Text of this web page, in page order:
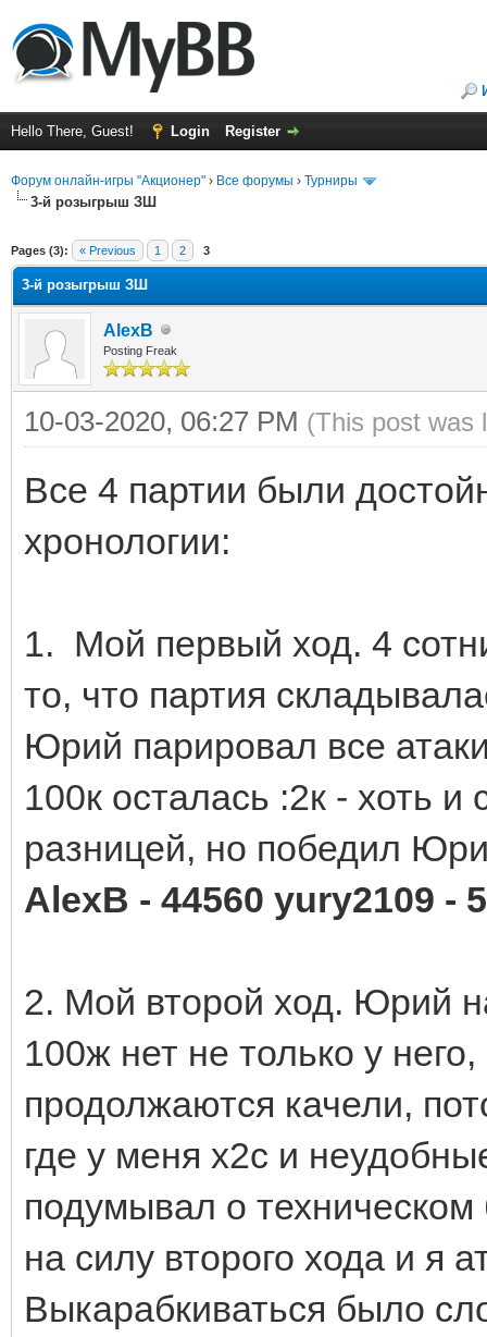
Hello There, Guest! Login Register
Форум онлайн-игры "Акционер" › Все форумы › Турниры
3-й розыгрыш ЗШ
Pages (3): « Previous 1 2 3
3-й розыгрыш ЗШ
AlexB
Posting Freak
10-03-2020, 06:27 PM (This post was
Все 4 партии были
хронологии:
1. Мой первый ход. 4
то, что партия
Юрий парировал все
100к осталась :2к - хоть
разницей, но победил
AlexB - 44560 yury2109 -
2. Мой второй ход. Юрий
100ж нет не только у
продолжаются качели,
где у меня х2с и
подумывал о
на силу второго хода и я
Выкарабкиваться было